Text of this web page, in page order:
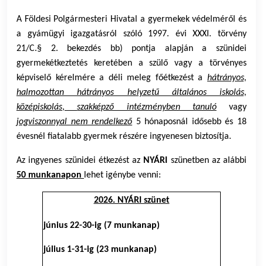
A Földesi Polgármesteri Hivatal a gyermekek védelméről és
a gyámügyi igazgatásról szóló 1997. évi XXXI. törvény
21/C.§ 2. bekezdés bb) pontja alapján a szünidei
gyermekétkeztetés keretében a szülő vagy a törvényes
képviselő kérelmére a déli meleg főétkezést a hátrányos,
halmozottan hátrányos helyzetű általános iskolás,
középiskolás,szakképző intézményben tanulóvagy
jogviszonnyal nem rendelkező 5 hónaposnál idősebb és 18
évesnél fiatalabb gyermek részére ingyenesen biztosítja.
Az ingyenes szünidei étkezést az NYÁRI
szünetben az alábbi
50 munkanapon lehet igénybe venni:
2026. NYÁRI szünet
június 22-30-ig (7 munkanap)
július 1-31-ig (23 munkanap)